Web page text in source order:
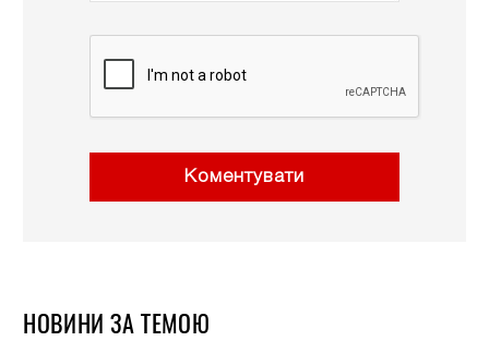
Коментувати
НОВИНИ ЗА ТЕМОЮ